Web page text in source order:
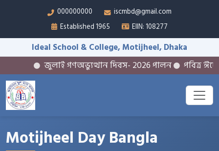
000000000
iscmbd@gmail.com
Established 1965
EIIN: 108277
Ideal School & College, Motijheel, Dhaka
জুলাই গণঅভ্যুত্থান দিবস- 2026 পালন পবিত্র ঈদে
Motijheel Day Bangla